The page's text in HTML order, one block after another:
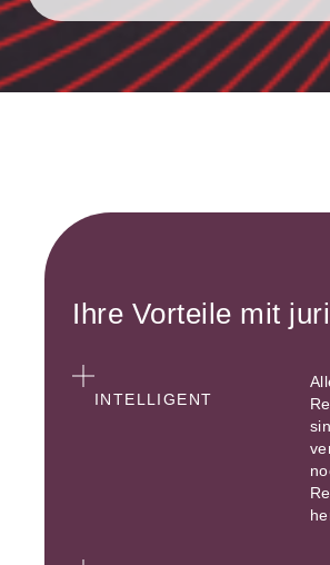
Ihre Vorteile mit
INTELLIGENT